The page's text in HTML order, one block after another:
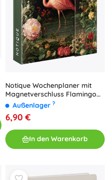
Notique Wochenplaner mit
Magnetverschluss Flamingo
2027 (11 × 16 cm)
Außenlager ?
6,90 €
In den Warenkorb